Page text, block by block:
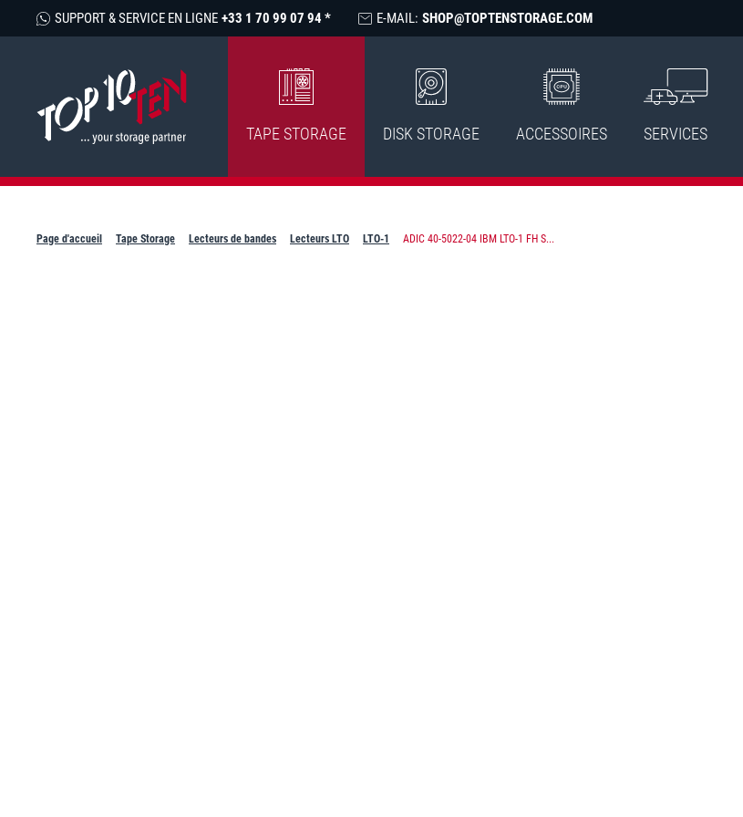
SUPPORT & SERVICE EN LIGNE +33 1 70 99 07 94 * E-MAIL: SHOP@TOPTENSTORAGE.COM
TAPE STORAGE DISK STORAGE ACCESSOIRES SERVICES
Page d'accueil Tape Storage Lecteurs de bandes Lecteurs LTO LTO-1 ADIC 40-5022-04 IBM LTO-1 FH S...